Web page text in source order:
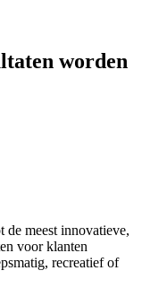
worden
de meest innovatieve,
voor klanten
recreatief of